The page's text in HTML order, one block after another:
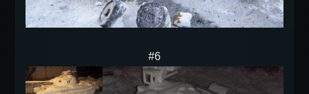
#6